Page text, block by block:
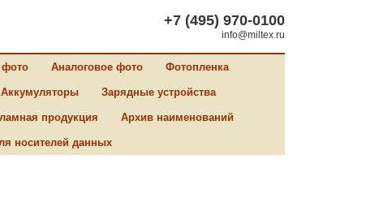
+7 (495) 970-0100
info@miltex.ru
Аналоговое фото Фотопленка
Аккумуляторы Зарядные устройства
продукция Архив наименований
носителей данных